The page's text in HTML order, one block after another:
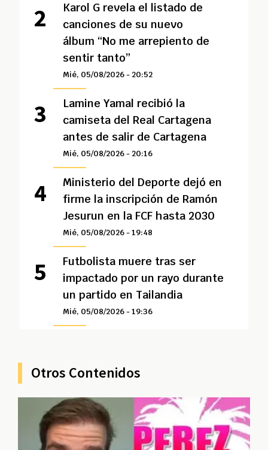
Karol G revela el listado de
canciones de su nuevo
álbum “No me arrepiento de
sentir tanto”
Mié, 05/08/2026 - 20:52
Lamine Yamal recibió la
camiseta del Real Cartagena
antes de salir de Cartagena
Mié, 05/08/2026 - 20:16
Ministerio del Deporte dejó en
firme la inscripción de Ramón
Jesurun en la FCF hasta 2030
Mié, 05/08/2026 - 19:48
Futbolista muere tras ser
impactado por un rayo durante
un partido en Tailandia
Mié, 05/08/2026 - 19:36
Otros Contenidos